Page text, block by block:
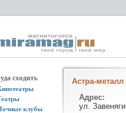
сходить
клубы
Астра-металл
Адрес:
ул.